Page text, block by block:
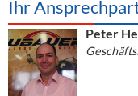
Ihr
Peter